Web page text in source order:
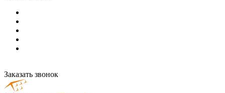
Заказать звонок